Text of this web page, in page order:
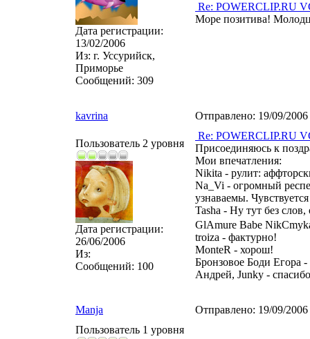
Дата регистрации:
13/02/2006
Из: г. Уссурийск,
Приморье
Сообщений: 309
Re: POWERCLIP.RU
Море позитива!
kavrina Отправлено: 19/09/
Пользователь 2 уровня
Дата регистрации:
26/06/2006
Из:
Сообщений: 100
Re: POWERCLIP.RU
Присоединяюсь к
Мои впечатления:
Nikita - рулит:
Na_Vi - огромный
узнаваемы.
Tasha - Ну тут без
GlAmure Babe
troiza - фактурно!
MonteR - хорош!
Бронзовое Боди Егора
Андрей, Junky -
Manja Отправлено: 19/09/
Пользователь 1 уровня